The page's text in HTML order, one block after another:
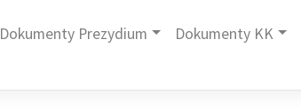
Dokumenty Prezydium Dokumenty KK